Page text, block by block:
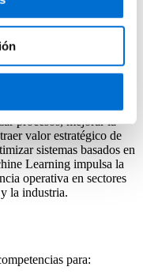
Machine Learning de la
especializado
algoritmos de
en la evolución digital
procesos, mejorar la
valor estratégico de
sistemas basados en
Learning impulsa la
operativa en sectores
la industria.
para: